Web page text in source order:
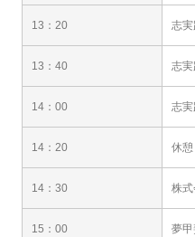
13：20 志実
13：40 志実
14：00 志実
14：20 休憩
14：30 株式
15：00 夢